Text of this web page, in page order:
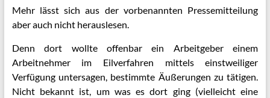
Mehr lässt sich aus der vorbenannten Pressemitteilung
aber auch nicht herauslesen.
Denn dort wollte offenbar ein Arbeitgeber einem
Arbeitnehmer im Eilverfahren mittels einstweiliger
Verfügung untersagen, bestimmte Äußerungen zu tätigen.
Nicht bekannt ist, um was es dort ging (vielleicht eine